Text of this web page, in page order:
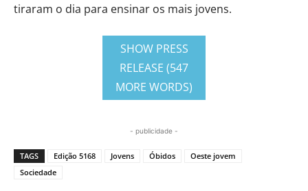
tiraram o dia para ensinar os mais jovens.
SHOW PRESS
RELEASE (547
MORE WORDS)
- publicidade -
TAGS Edição 5168 Jovens Óbidos
Oeste jovem
Sociedade